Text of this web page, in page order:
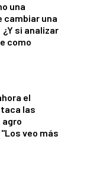
una
cambiar una
si analizar
como
el
las
agro
veo más